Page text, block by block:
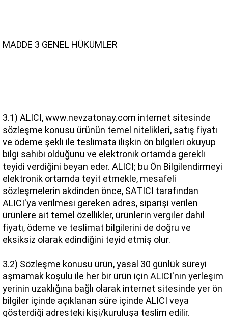
MADDE 3 GENEL HÜKÜMLER
3.1) ALICI, www.nevzatonay.com internet sitesinde
sözleşme konusu ürünün temel nitelikleri, satış fiyatı
ve ödeme şekli ile teslimata ilişkin ön bilgileri okuyup
bilgi sahibi olduğunu ve elektronik ortamda gerekli
teyidi verdiğini beyan eder. ALICI; bu Ön Bilgilendirmeyi
elektronik ortamda teyit etmekle, mesafeli
sözleşmelerin akdinden önce, SATICI tarafından
ALICI'ya verilmesi gereken adres, siparişi verilen
ürünlere ait temel özellikler, ürünlerin vergiler dahil
fiyatı, ödeme ve teslimat bilgilerini de doğru ve
eksiksiz olarak edindiğini teyid etmiş olur.
3.2) Sözleşme konusu ürün, yasal 30 günlük süreyi
aşmamak koşulu ile her bir ürün için ALICI'nın yerleşim
yerinin uzaklığına bağlı olarak internet sitesinde yer ön
bilgiler içinde açıklanan süre içinde ALICI veya
gösterdiği adresteki kişi/kuruluşa teslim edilir.